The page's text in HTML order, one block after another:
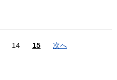
14 15 次へ